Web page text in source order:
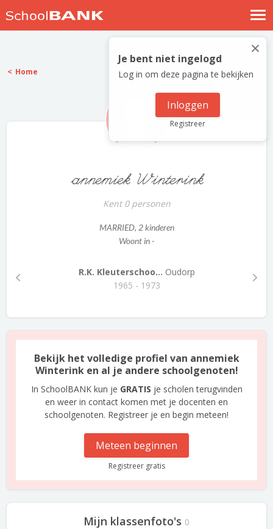
Nostalgische verhalen
Log in
Meld je gratis aan
×
Je bent niet ingelogd
Log in om deze pagina te bekijken
Inloggen
Registreer
Home
annemiek Winterink
Kent 0 personen
MARRIED, 2 kinderen
Woont in -
R.K. Kleuterschoo... Oudorp
1965 - 1973
Bekijk het volledige profiel van annemiek
Winterink en al je andere schoolgenoten!
In SchoolBANK kun je GRATIS je scholen terugvinden
en weer in contact komen met je docenten en
schoolgenoten. Registreer je en begin meteen!
Meteen beginnen
Registreer gratis
Mijn klassenfoto's 0